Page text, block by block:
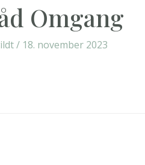
Omgang
/ 18. november 2023